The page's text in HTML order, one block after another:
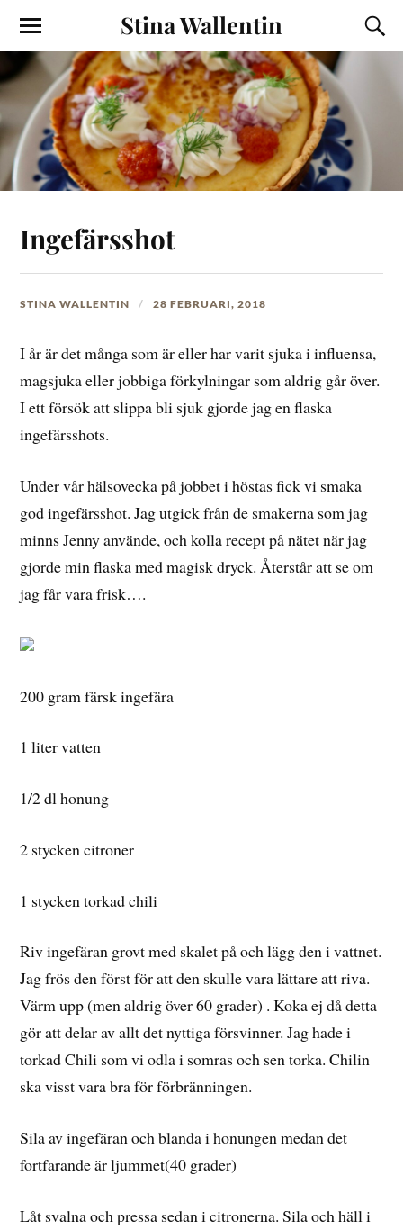
Stina Wallentin
Ingefärsshot
STINA WALLENTIN 28 FEBRUARI, 2018
I år är det många som är eller har varit sjuka i influensa,
magsjuka eller jobbiga förkylningar som aldrig går över.
I ett försök att slippa bli sjuk gjorde jag en flaska
ingefärsshots.
Under vår hälsovecka på jobbet i höstas fick vi smaka
god ingefärsshot. Jag utgick från de smakerna som jag
minns Jenny använde, och kolla recept på nätet när jag
gjorde min flaska med magisk dryck. Återstår att se om
jag får vara frisk….
200 gram färsk ingefära
1 liter vatten
1/2 dl honung
2 stycken citroner
1 stycken torkad chili
Riv ingefäran grovt med skalet på och lägg den i vattnet.
Jag frös den först för att den skulle vara lättare att riva.
Värm upp (men aldrig över 60 grader) . Koka ej då detta
gör att delar av allt det nyttiga försvinner. Jag hade i
torkad Chili som vi odla i somras och sen torka. Chilin
ska visst vara bra för förbränningen.
Sila av ingefäran och blanda i honungen medan det
fortfarande är ljummet(40 grader)
Låt svalna och pressa sedan i citronerna. Sila och häll i